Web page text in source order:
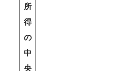
所
得
の
中
央